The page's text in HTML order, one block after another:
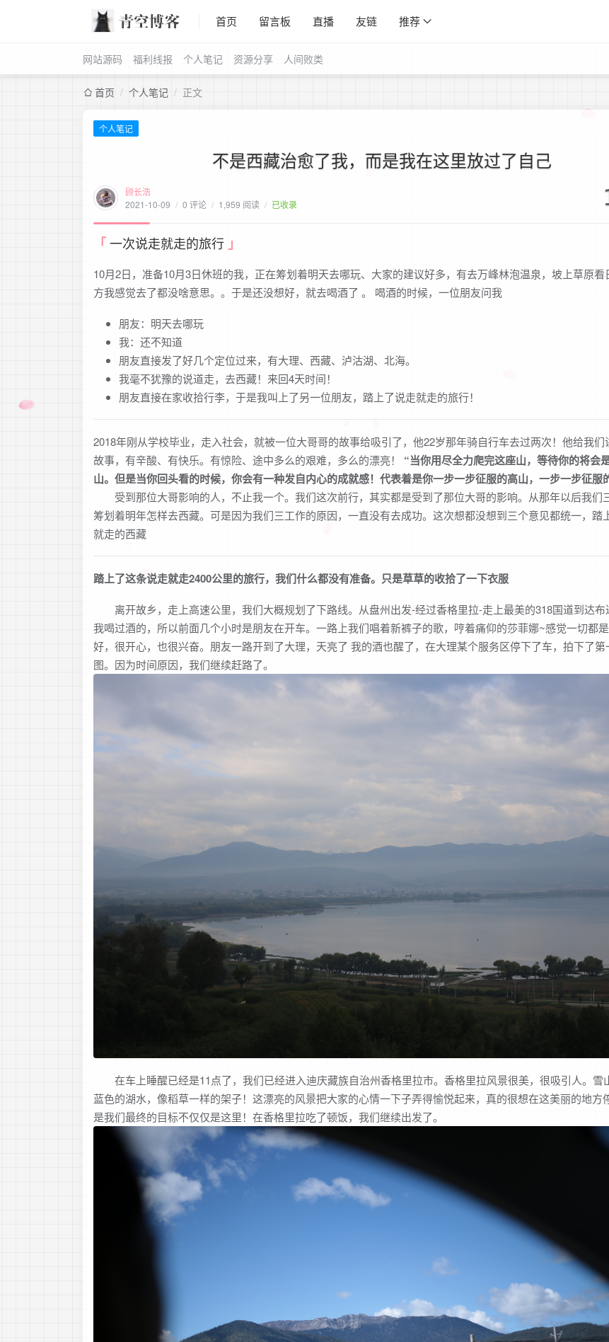
首页 留言板 直播 友链 推荐
网站源码 福利线报 个人笔记 资源分享 人间败类
首页 / 个人笔记 / 正文
个人笔记
不是西藏治愈了我，而是我在这里放过了自己
顾长浩
2021-10-09 / 0 评论 / 1,959 阅读 / 已收录
一次说走就走的旅行
10月2日，准备10月3日休班的我，正在筹划着明天去哪玩、大家的建议好多，有去万峰林泡温泉，坡上草原看
方我感觉去了都没啥意思。。于是还没想好，就去喝酒了 。 喝酒的时候，一位朋友问我
朋友：明天去哪玩
我：还不知道
朋友直接发了好几个定位过来，有大理、西藏、泸沽湖、北海。
我毫不犹豫的说道走，去西藏！来回4天时间！
朋友直接在家收拾行李，于是我叫上了另一位朋友，踏上了说走就走的旅行！
2018年刚从学校毕业，走入社会，就被一位大哥哥的故事给吸引了，他22岁那年骑自行车去过两次！他给我们
故事，有辛酸、有快乐。有惊险、途中多么的艰难，多么的漂亮！ “当你用尽全力爬完这座山，等待你的将会
山。但是当你回头看的时候，你会有一种发自内心的成就感！代表着是你一步一步征服的高山，一步一步征服
受到那位大哥影响的人，不止我一个。我们这次前行，其实都是受到了那位大哥的影响。从那年以后我们
筹划着明年怎样去西藏。可是因为我们三工作的原因，一直没有去成功。这次想都没想到三个意见都统一，踏
就走的西藏
踏上了这条说走就走2400公里的旅行，我们什么都没有准备。只是草草的收拾了一下衣服
离开故乡，走上高速公里，我们大概规划了下路线。从盘州出发-经过香格里拉-走上最美的318国道到达布
我喝过酒的，所以前面几个小时是朋友在开车。一路上我们唱着新裤子的歌，哼着痛仰的莎菲娜~感觉一切都
好，很开心，也很兴奋。朋友一路开到了大理，天亮了 我的酒也醒了，在大理某个服务区停下了车，拍下了第
图。因为时间原因，我们继续赶路了。
在车上睡醒已经是11点了，我们已经进入迪庆藏族自治州香格里拉市。香格里拉风景很美，很吸引人。雪
蓝色的湖水，像稻草一样的架子！这漂亮的风景把大家的心情一下子弄得愉悦起来，真的很想在这美丽的地方
是我们最终的目标不仅仅是这里！在香格里拉吃了顿饭，我们继续出发了。